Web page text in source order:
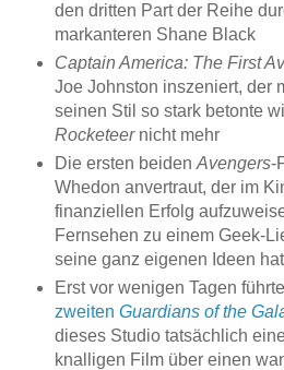
den dritten Part der Reihe
markanteren Shane Black
Captain America: The First
Joe Johnston inszeniert, der
seinen Stil so stark betonte
Rocketeernicht mehr
Die ersten beiden Avengers-
Whedon anvertraut, der im
finanziellen Erfolg
Fernsehen zu einem Geek-
seine ganz eigenen Ideen
Erst vor wenigen Tagen
zweiten Guardians of the
dieses Studio tatsächlich
knalligen Film über einen